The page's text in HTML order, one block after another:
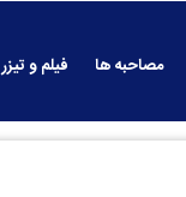
مصاحبه ها فیلم و تیزر